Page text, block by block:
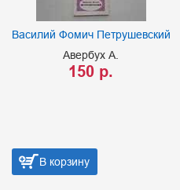
Василий Фомич Петрушевский
Авербух А.
150 р.
В корзину